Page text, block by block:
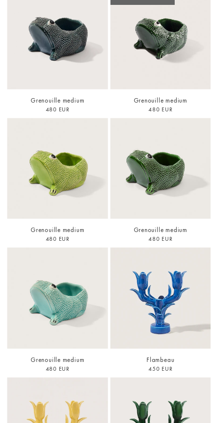
Grenouille medium
480 EUR
Grenouille medium
480 EUR
Grenouille medium
480 EUR
Grenouille medium
480 EUR
Grenouille medium
480 EUR
Flambeau
450 EUR